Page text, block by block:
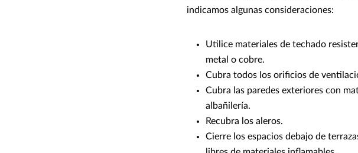
indicamos algunas consideraciones:
Utilice materiales de techado
metal o cobre.
Cubra todos los orificios de
Cubra las paredes exteriores con
albañilería.
Recubra los aleros.
Cierre los espacios debajo de